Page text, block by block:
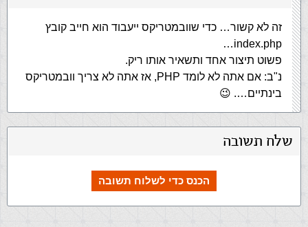
זה לא קשור… כדי שוובמטריקס ייעבוד הוא חייב קובץ
index.php…
פשוט תיצור אחד ותשאיר אותו ריק.
נ"ב: אם אתה לא לומד PHP, אז אתה לא צריך וובמטריקס
בינתיים…. 😉
שלח תשובה
הכנס כדי לשלוח תשובה